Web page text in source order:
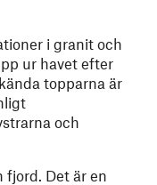
i granit och
ur havet efter
topparna är
och
fjord. Det är en